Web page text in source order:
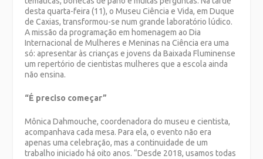
desta quarta-feira (11), o Museu Ciência e Vida, em Duque
de Caxias, transformou-se num grande laboratório lúdico.
A missão da programação em homenagem ao Dia
Internacional de Mulheres e Meninas na Ciência era uma
só: apresentar às crianças e jovens da Baixada Fluminense
um repertório de cientistas mulheres que a escola ainda
não ensina.
“É preciso começar”
Mônica Dahmouche, coordenadora do museu e cientista,
acompanhava cada mesa. Para ela, o evento não era
apenas uma celebração, mas a continuidade de um
trabalho iniciado há oito anos. “Desde 2018, usamos todas